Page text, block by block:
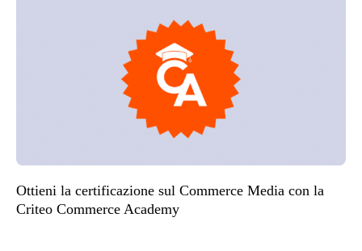
Ottieni la certificazione sul Commerce Media con la
Criteo Commerce Academy